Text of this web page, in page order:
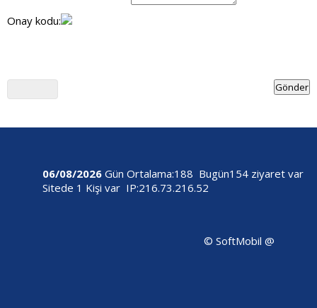
Onay kodu:
06/08/2026 Gün Ortalama:188 Bugün154 ziyaret var
Sitede 1 Kişi var IP:216.73.216.52
© SoftMobil @